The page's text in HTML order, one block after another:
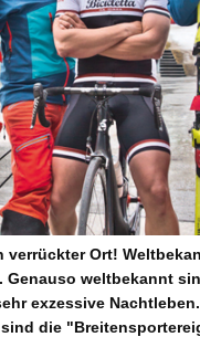
verrückter Ort!
weltbekannt
exzessive
die